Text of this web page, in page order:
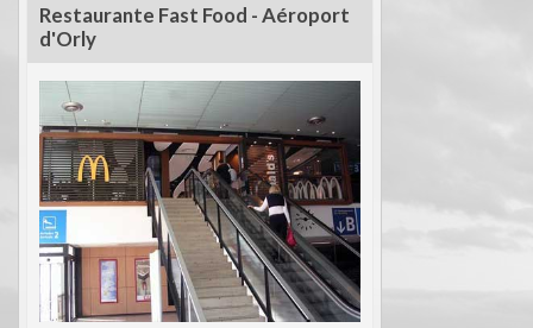
Restaurante Fast Food - Aéroport
d'Orly